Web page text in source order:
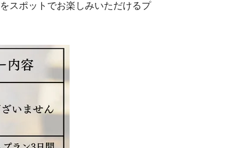
スポットでお楽しみいただけるプ